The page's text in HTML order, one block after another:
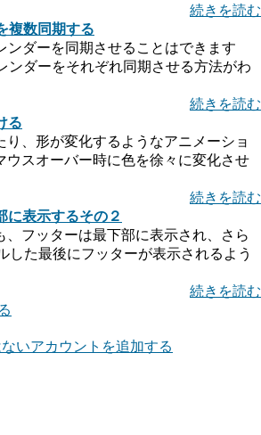
続きを読む
複数同期する
ンダーを同期させることはできます
ンダーをそれぞれ同期させる方法がわ
続きを読む
る
、形が変化するようなアニメーショ
ウスオーバー時に色を徐々に変化させ
続きを読む
に表示するその２
フッターは最下部に表示され、さら
た最後にフッターが表示されるよう
続きを読む
いアカウントを追加する